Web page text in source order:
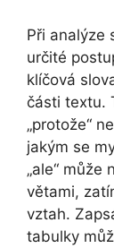
Při analýze
určité
klíčová
části textu.
„protože“
jakým se
„ale“ může
větami,
vztah.
tabulky